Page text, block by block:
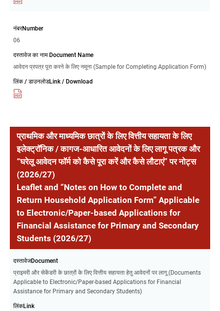
नंबरNumber
06
दस्तावेज का नाम Document Name
आवेदन प्रपत्र पूरा करने के लिए नमूना (Sample for Completing Application Form)
लिंक / डाउनलोडLink / Download
प्राथमिक और माध्यमिक छात्रों के लिए वित्तीय सहायता के लिए
इलेक्ट्रॉनिक / कागज-आधारित आवेदनों के लिए लागू पत्रक और
“घरेलू आवेदन फॉर्म को कैसे पूरा करें और कैसे लौटाएं” पर नोट्स
(2026/27)
Leaflet and “Notes on How to Complete and
Return Household Application Form” Applicable
to Electronic/Paper-based Applications for
Financial Assistance for Primary and Secondary
Students (2026/27)
दस्तावेजDocument
प्राइमरी और सेकेंडरी के छात्रों के लिए वित्तीय सहायता हेतु आवेदनों पर लागू (Documents
Applicable to Electronic/Paper-based Applications for Financial
Assistance for Primary and Secondary Students)
लिंकLink